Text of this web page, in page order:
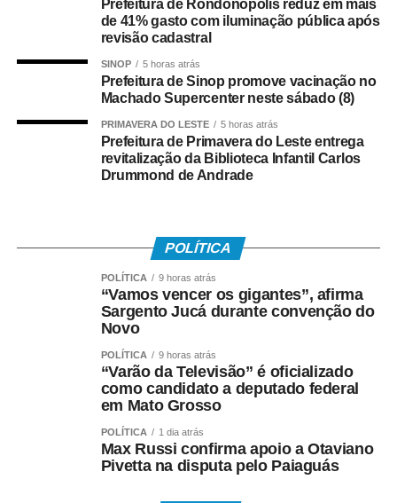
age corretamente paga e quem agia de forma incorreta
também terá que pagar. Isso, na minha avaliação,
O presidente da Copsfid também ressaltou o papel
transição. “Nossa atuação tem sido voltada,
principalmente, às prefeituras e aos seus órgãos de
desenvolvimento econômico. Temos procurado mostrar
Segundo ele, o novo modelo também pode contribuir
para reduzir desigualdades regionais e ampliar
oportunidades de crescimento. “Mato Grosso possui uma
riqueza amplamente reconhecida, mas que ainda está
concentrada nas mãos de poucos. O grande desafio é
distribuir esse desenvolvimento e a Reforma Tributária
pode ser um importante instrumento para alcançar esse
O presidente do Conselho Empresarial de Turismo e
Hospitalidade da Fecomércio-MT (Cetur), Jaime
Prefeitura de Rondonópolis reduz em mais
de 41% gasto com iluminação pública após
revisão cadastral
SINOP 5 horas atrás
Prefeitura de Sinop promove vacinação no
Machado Supercenter neste sábado (8)
PRIMAVERA DO LESTE 5 horas atrás
Prefeitura de Primavera do Leste entrega
revitalização da Biblioteca Infantil Carlos
Drummond de Andrade
POLÍTICA
POLÍTICA 9 horas atrás
“Vamos vencer os gigantes”, afirma
Sargento Jucá durante convenção do
Novo
POLÍTICA 9 horas atrás
“Varão da Televisão” é oficializado
como candidato a deputado federal
em Mato Grosso
POLÍTICA 1 dia atrás
Max Russi confirma apoio a Otaviano
Pivetta na disputa pelo Paiaguás